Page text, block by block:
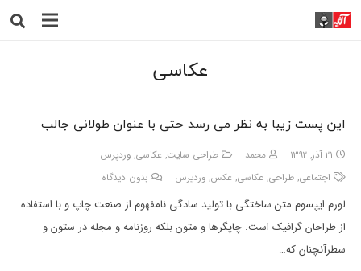
عکاسی
این پست زیبا به نظر می رسد حتی با عنوان طولانی جالب
محمد طراحی سایت, عکاسی, وردپرس
اجتماعی,طراحی,عکاسی,عکس,وردپرس بدون دیدگاه
لورم ایپسوم متن ساختگی با تولید سادگی نامفهوم از صنعت چاپ و با استفاده
از طراحان گرافیک است. چاپگرها و متون بلکه روزنامه و مجله در ستون و
سطرآنچنان که…